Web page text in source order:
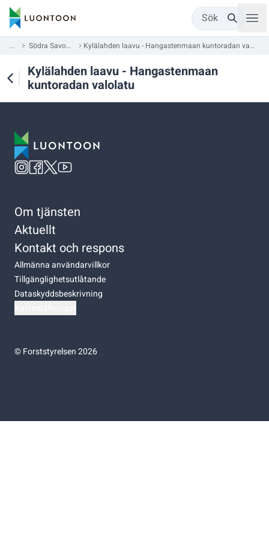
Sök
... Södra Savolax Kylälahden laavu - Hangastenmaan kuntoradan valolatu
Kylälahden laavu - Hangastenmaan
kuntoradan valolatu
Om tjänsten
Aktuellt
Kontakt och respons
Allmänna användarvillkor
Tillgänglighetsutlåtande
Dataskyddsbeskrivning
©Forststyrelsen 2026